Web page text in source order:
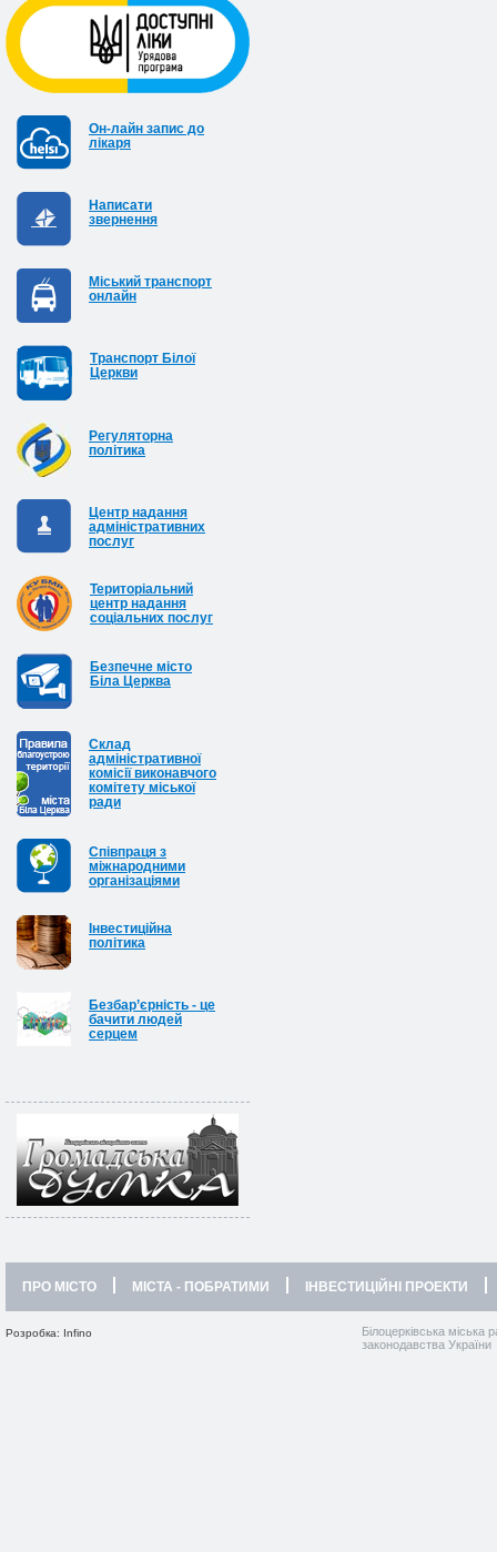
Он-лайн запис до
лікаря
Написати
звернення
Міський транспорт
онлайн
Транспорт Білої
Церкви
Регуляторна
політика
Центр надання
адміністративних
послуг
Територіальний
центр надання
соціальних послуг
Безпечне місто
Біла Церква
Cклад
адміністративної
комісії виконавчого
комітету міської
ради
Співпраця з
міжнародними
організаціями
Інвестиційна
політика
Безбар’єрність - це
бачити людей
серцем
ПРО МІСТО МІСТА - ПОБРАТИМИ ІНВЕСТИЦІЙНІ ПРОЕКТИ
Розробка: Infino
Білоцерківська міська
законодавства України